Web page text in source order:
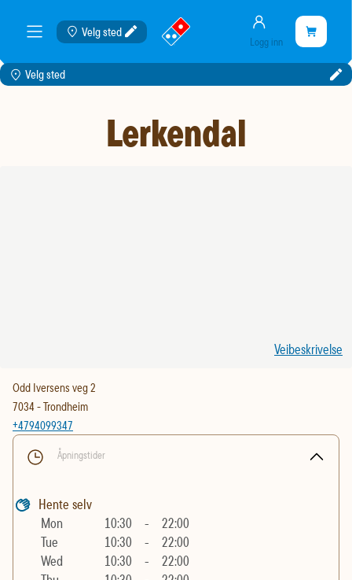
meny Velg sted
gå
til
landingssiden
Konto
Logg inn
er
tom
Velg sted
Lerkendal
Veibeskrivelse
Odd Iversens veg 2
7034 -Trondheim
+4794099347
Åpningstider
Hente selv
Mon
10:30 -
22:00
Tue
10:30 -
22:00
Wed
10:30 -
22:00